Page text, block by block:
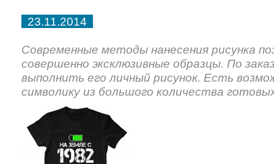
23.11.2014
Современные методы нанесения рисунка
совершенно эксклюзивные образцы. По
выполнить его личный рисунок. Есть
символику из большого количества